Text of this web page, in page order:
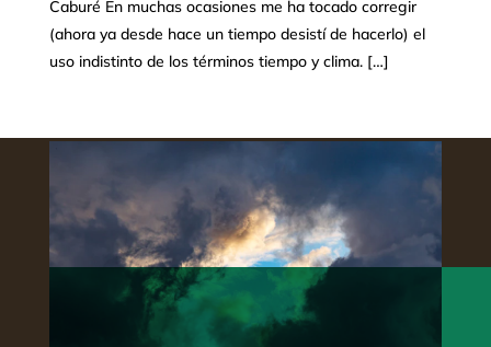
Caburé En muchas ocasiones me ha tocado corregir
(ahora ya desde hace un tiempo desistí de hacerlo) el
uso indistinto de los términos tiempo y clima. […]